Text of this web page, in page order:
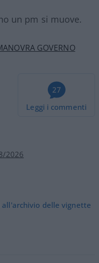
un pm si muove.
GOVERNO
27
Leggi i commenti
2026
all'archivio delle vignette